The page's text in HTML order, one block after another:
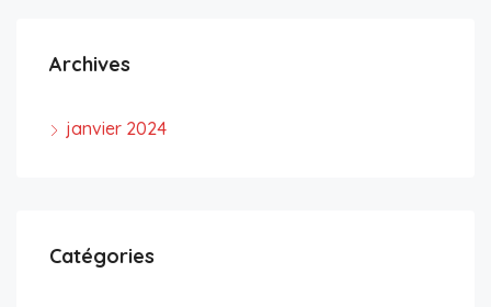
Archives
janvier 2024
Catégories